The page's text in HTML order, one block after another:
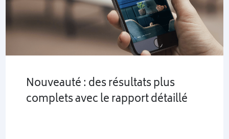
Nouveauté : des résultats plus
complets avec le rapport détaillé